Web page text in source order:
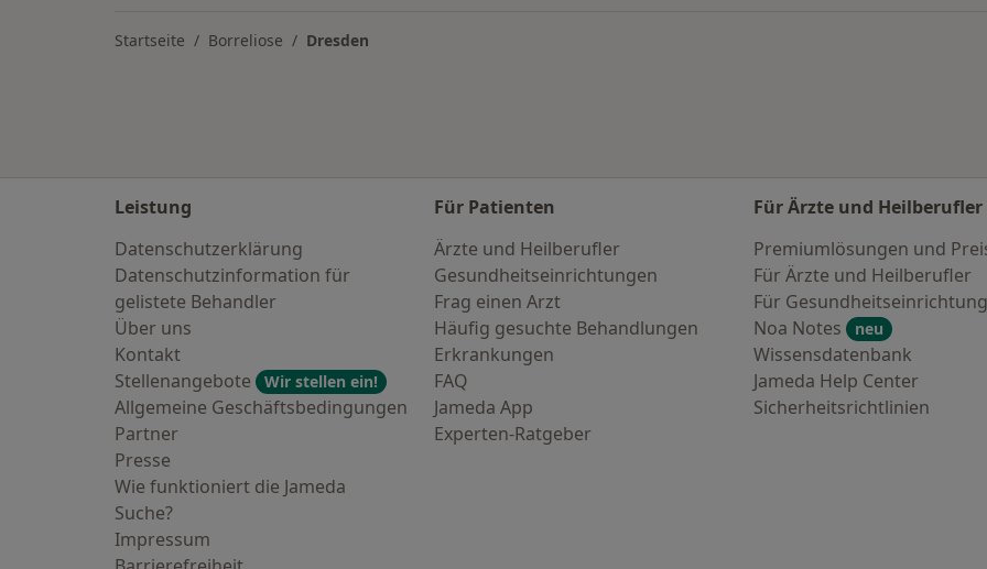
Startseite Borreliose Dresden
Leistung
Datenschutzerklärung
Datenschutzinformation für
gelistete Behandler
Über uns
Kontakt
Stellenangebote
Wir stellen ein!
Allgemeine Geschäftsbedingungen
Partner
Presse
Wie funktioniert die Jameda
Suche?
Impressum
Für Patienten
Ärzte und Heilberufler
Gesundheitseinrichtungen
Frag einen Arzt
Häufig gesuchte Behandlungen
Erkrankungen
FAQ
Jameda App
Experten-Ratgeber
Für Ärzte und Heilberufler
Premiumlösungen und
Für Ärzte und Heilberufler
Für
Noa Notes
neu
Wissensdatenbank
Jameda Help Center
Sicherheitsrichtlinien